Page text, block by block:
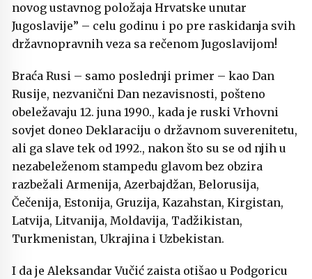
novog ustavnog položaja Hrvatske unutar
Jugoslavije” – celu godinu i po pre raskidanja svih
državnopravnih veza sa rečenom Jugoslavijom!
Braća Rusi – samo poslednji primer – kao Dan
Rusije, nezvanični Dan nezavisnosti, pošteno
obeležavaju 12. juna 1990., kada je ruski Vrhovni
sovjet doneo Deklaraciju o državnom suverenitetu,
ali ga slave tek od 1992., nakon što su se od njih u
nezabeleženom stampedu glavom bez obzira
razbežali Armenija, Azerbajdžan, Belorusija,
Čečenija, Estonija, Gruzija, Kazahstan, Kirgistan,
Latvija, Litvanija, Moldavija, Tadžikistan,
Turkmenistan, Ukrajina i Uzbekistan.
I da je Aleksandar Vučić zaista otišao u Podgoricu